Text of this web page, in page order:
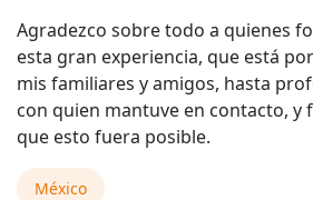
Agradezco sobre todo a quienes
esta gran experiencia, que está
mis familiares y amigos, hasta
con quien mantuve en contacto, y
que esto fuera posible.
México